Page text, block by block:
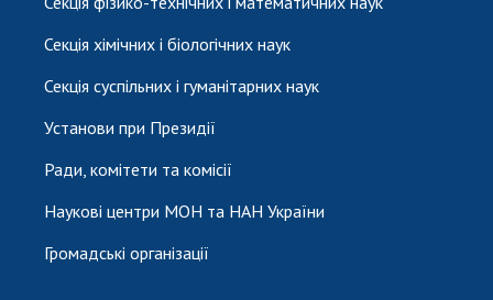
Секція хімічних і біологічних наук
Секція суспільних і гуманітарних наук
Установи при Президії
Ради, комітети та комісії
Наукові центри МОН та НАН України
Громадські організації